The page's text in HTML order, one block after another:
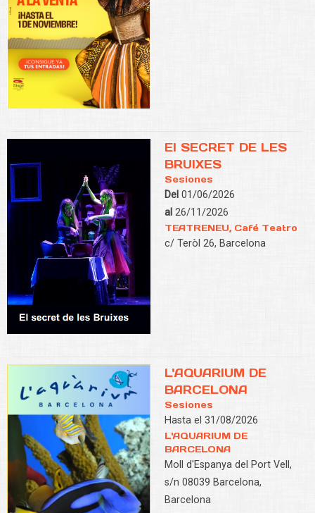
El SECRET DE LES
BRUIXES
Sesiones
Del 01/06/2026
al 26/11/2026
TEATRENEU, Café Teatro
c/ Teròl 26, Barcelona
L'AQUARIUM DE
BARCELONA
Sesiones
Hasta el 31/08/2026
L'AQUARIUM DE
BARCELONA
Moll d'Espanya del Port Vell,
s/n 08039 Barcelona,
Barcelona